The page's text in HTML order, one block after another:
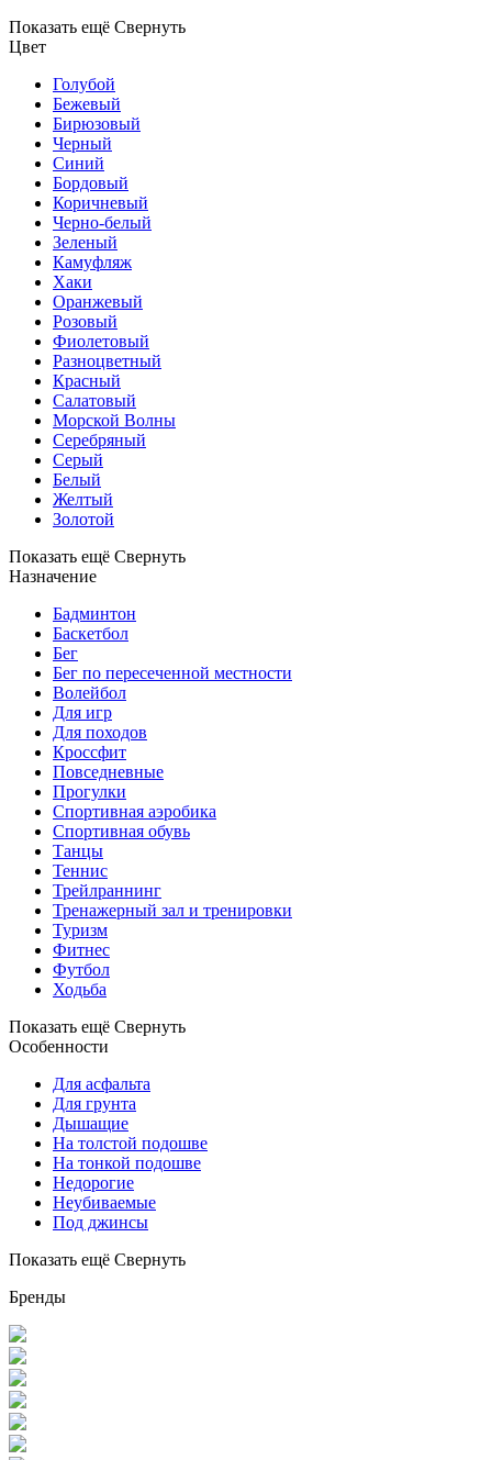
Показать ещё Свернуть
Цвет
Голубой
Бежевый
Бирюзовый
Черный
Синий
Бордовый
Коричневый
Черно-белый
Зеленый
Камуфляж
Хаки
Оранжевый
Розовый
Фиолетовый
Разноцветный
Красный
Салатовый
Морской Волны
Серебряный
Серый
Белый
Желтый
Золотой
Показать ещё Свернуть
Назначение
Бадминтон
Баскетбол
Бег
Бег по пересеченной местности
Волейбол
Для игр
Для походов
Кроссфит
Повседневные
Прогулки
Спортивная аэробика
Спортивная обувь
Танцы
Теннис
Трейлраннинг
Тренажерный зал и тренировки
Туризм
Фитнес
Футбол
Ходьба
Показать ещё Свернуть
Особенности
Для асфальта
Для грунта
Дышащие
На толстой подошве
На тонкой подошве
Недорогие
Неубиваемые
Под джинсы
Показать ещё Свернуть
Бренды